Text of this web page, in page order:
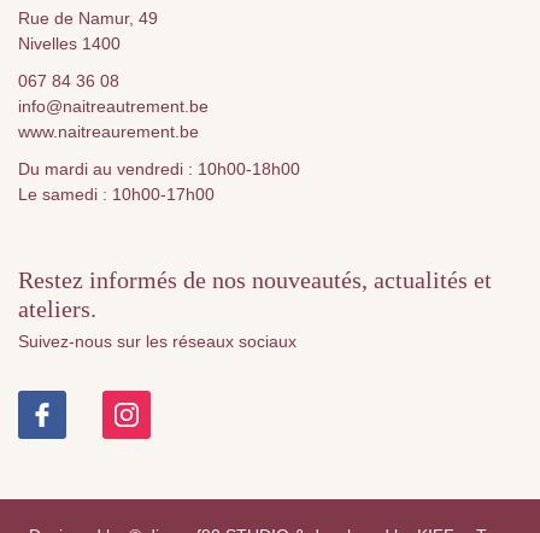
Rue de Namur, 49
Nivelles 1400
067 84 36 08
info@naitreautrement.be
www.naitreaurement.be
Du mardi au vendredi : 10h00-18h00
Le samedi : 10h00-17h00
Restez informés de nos nouveautés, actualités et
ateliers.
Suivez-nous sur les réseaux sociaux